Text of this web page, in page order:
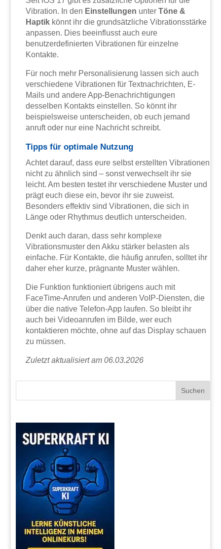
Vibration. In den Einstellungen unterTöne &
Haptik könnt ihr die grundsätzliche Vibrationsstärke
anpassen. Dies beeinflusst auch eure
benutzerdefinierten Vibrationen für einzelne
Kontakte.
Für noch mehr Personalisierung lassen sich auch
verschiedene Vibrationen für Textnachrichten, E-
Mails und andere App-Benachrichtigungen
desselben Kontakts einstellen. So könnt ihr
beispielsweise unterscheiden, ob euch jemand
anruft oder nur eine Nachricht schreibt.
Tipps für optimale Nutzung
Achtet darauf, dass eure selbst erstellten Vibrationen
nicht zu ähnlich sind – sonst verwechselt ihr sie
leicht. Am besten testet ihr verschiedene Muster und
prägt euch diese ein, bevor ihr sie zuweist.
Besonders effektiv sind Vibrationen, die sich in
Länge oder Rhythmus deutlich unterscheiden.
Denkt auch daran, dass sehr komplexe
Vibrationsmuster den Akku stärker belasten als
einfache. Für Kontakte, die häufig anrufen, solltet ihr
daher eher kurze, prägnante Muster wählen.
Die Funktion funktioniert übrigens auch mit
FaceTime-Anrufen und anderen VoIP-Diensten, die
über die native Telefon-App laufen. So bleibt ihr
auch bei Videoanrufen im Bilde, wer euch
kontaktieren möchte, ohne auf das Display schauen
zu müssen.
Zuletzt aktualisiert am 06.03.2026